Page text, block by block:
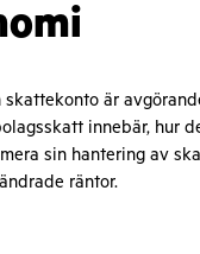
är
innebär, hur
sin hantering av
räntor.